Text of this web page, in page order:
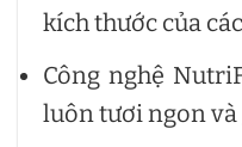
kích thước của
Công nghệ
luôn tươi ngon